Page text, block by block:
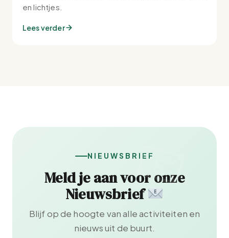
en lichtjes.
Lees verder
NIEUWSBRIEF
Meld je aan voor onze
Nieuwsbrief
Blijf op de hoogte van alle activiteiten en
nieuws uit de buurt.